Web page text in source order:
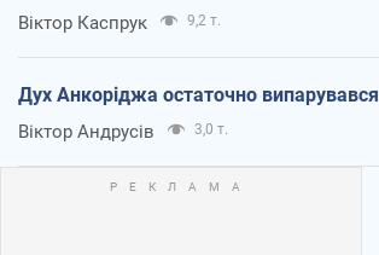
Віктор Каспрук 9,2 т.
Дух Анкоріджа остаточно випарувався
Віктор Андрусів 3,0 т.